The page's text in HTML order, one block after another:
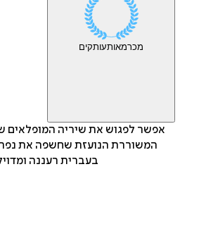
מכרמאותעותקים
אפשר לפגוש את שיריה המופלאים
המשוררת הנועזת שחשפה את
בעברית רעננה